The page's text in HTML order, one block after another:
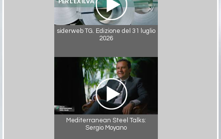
siderweb TG. Edizione del 31 luglio
2026
Mediterranean Steel Talks:
Sergio Moyano